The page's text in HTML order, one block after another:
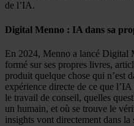
de l’IA.
Digital Menno : IA dans sa
En 2024, Menno a lancé Digital
formé sur ses propres livres,
produit quelque chose qui n’est
expérience directe de ce que
le travail de conseil, quelles
un humain, et où se trouve le
insights vont directement dans la